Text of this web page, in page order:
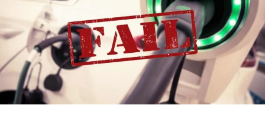
elettriche